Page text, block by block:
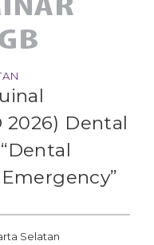
2026) Dental
Selatan